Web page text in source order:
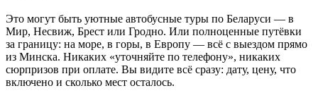
Это могут быть уютные автобусные туры по Беларуси — в
Мир, Несвиж, Брест или Гродно. Или полноценные путёвки
за границу: на море, в горы, в Европу — всё с выездом прямо
из Минска. Никаких «уточняйте по телефону», никаких
сюрпризов при оплате. Вы видите всё сразу: дату, цену, что
включено и сколько мест осталось.